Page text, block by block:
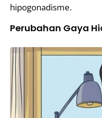
hipogonadisme.
Perubahan Gaya